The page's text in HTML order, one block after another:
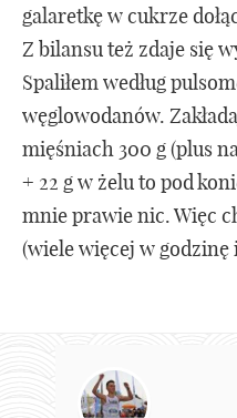
galaretkę w cukrze
Z bilansu też zdaje się
Spaliłem według
węglowodanów.
mięśniach 300 g (plus
+ 22 g w żelu to pod
mnie prawie nic. Więc
(wiele więcej w godzinę